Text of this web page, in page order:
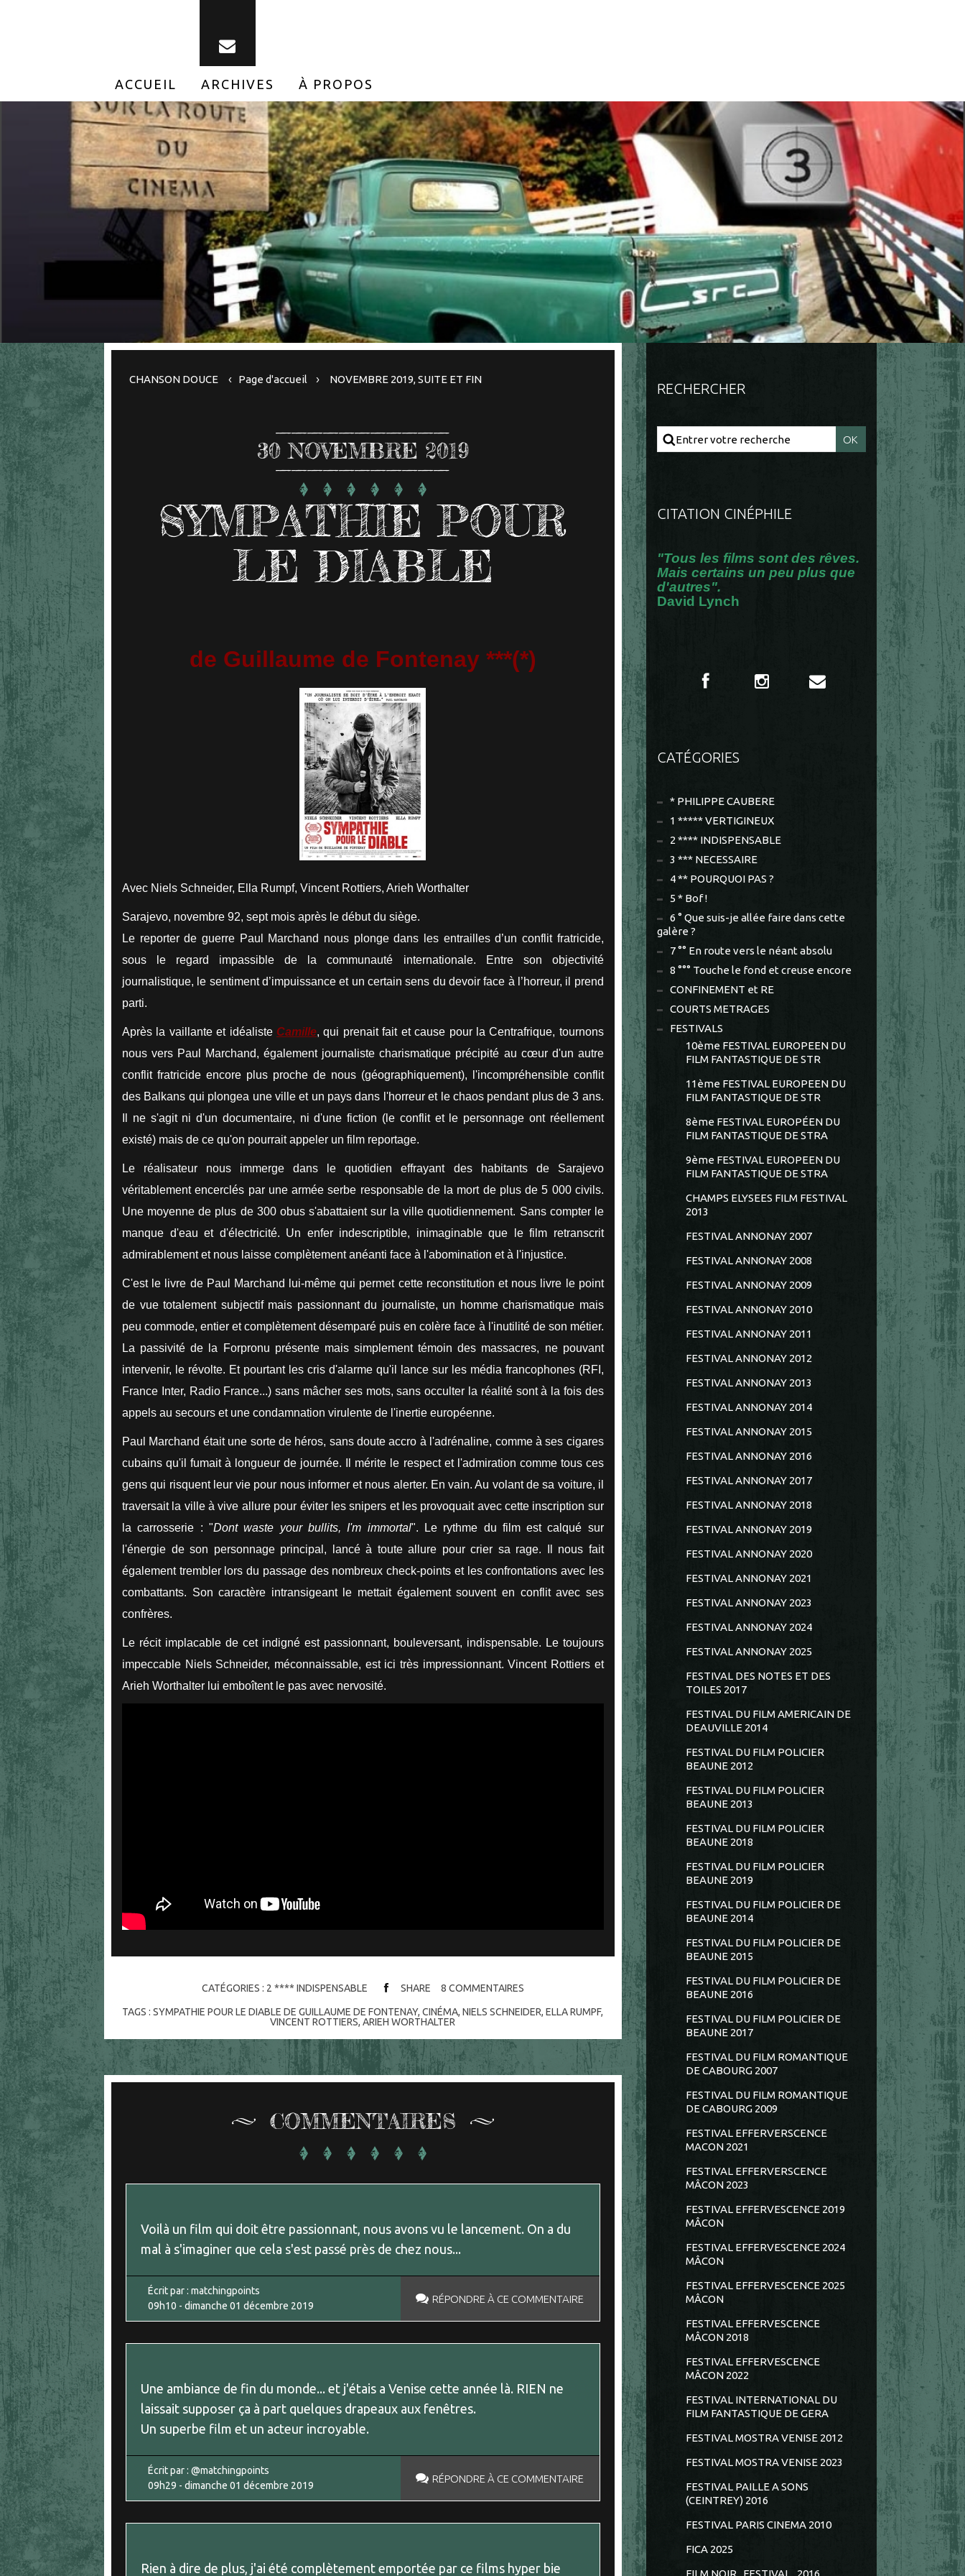
ACCUEIL ARCHIVES À PROPOS
CHANSON DOUCE Page d'accueil NOVEMBRE 2019, SUITE ET FIN
30 NOVEMBRE 2019
SYMPATHIE POUR
LE DIABLE
de Guillaume de Fontenay ***(*)
Avec Niels Schneider, Ella Rumpf, Vincent Rottiers, Arieh Worthalter
Sarajevo, novembre 92, sept mois après le début du siège.
Le reporter de guerre Paul Marchand nous plonge dans les entrailles d’un conflit fratricide,
sous le regard impassible de la communauté internationale. Entre son objectivité
journalistique, le sentiment d’impuissance et un certain sens du devoir face à l’horreur, il prend
parti.
Après la vaillante et idéaliste Camille, qui prenait fait et cause pour la Centrafrique, tournons
nous vers Paul Marchand, également journaliste charismatique précipité au cœur d'un autre
conflit fratricide encore plus proche de nous (géographiquement), l'incompréhensible conflit
des Balkans qui plongea une ville et un pays dans l'horreur et le chaos pendant plus de 3 ans.
Il ne s'agit ni d'un documentaire, ni d'une fiction (le conflit et le personnage ont réellement
existé) mais de ce qu'on pourrait appeler un film reportage.
Le réalisateur nous immerge dans le quotidien effrayant des habitants de Sarajevo
véritablement encerclés par une armée serbe responsable de la mort de plus de 5 000 civils.
Une moyenne de plus de 300 obus s'abattaient sur la ville quotidiennement. Sans compter le
manque d'eau et d'électricité. Un enfer indescriptible, inimaginable que le film retranscrit
admirablement et nous laisse complètement anéanti face à l'abomination et à l'injustice.
C'est le livre de Paul Marchand lui-même qui permet cette reconstitution et nous livre le point
de vue totalement subjectif mais passionnant du journaliste, un homme charismatique mais
peu commode, entier et complètement désemparé puis en colère face à l'inutilité de son métier.
La passivité de la Forpronu présente mais simplement témoin des massacres, ne pouvant
intervenir, le révolte. Et pourtant les cris d'alarme qu'il lance sur les média francophones (RFI,
France Inter, Radio France...) sans mâcher ses mots, sans occulter la réalité sont à la fois des
appels au secours et une condamnation virulente de l'inertie européenne.
Paul Marchand était une sorte de héros, sans doute accro à l'adrénaline, comme à ses cigares
cubains qu'il fumait à longueur de journée. Il mérite le respect et l'admiration comme tous ces
gens qui risquent leur vie pour nous informer et nous alerter. En vain. Au volant de sa voiture, il
traversait la ville à vive allure pour éviter les snipers et les provoquait avec cette inscription sur
la carrosserie : "Dont waste your bullits, I'm immortal". Le rythme du film est calqué sur
l'énergie de son personnage principal, lancé à toute allure pour crier sa rage. Il nous fait
également trembler lors du passage des nombreux check-points et les confrontations avec les
combattants. Son caractère intransigeant le mettait également souvent en conflit avec ses
confrères.
Le récit implacable de cet indigné est passionnant, bouleversant, indispensable. Le toujours
impeccable Niels Schneider, méconnaissable, est ici très impressionnant. Vincent Rottiers et
Arieh Worthalter lui emboîtent le pas avec nervosité.
CATÉGORIES : 2 **** INDISPENSABLE SHARE 8 COMMENTAIRES
TAGS :SYMPATHIE POUR LE DIABLE DE GUILLAUME DE FONTENAY,CINÉMA,NIELS SCHNEIDER,ELLA RUMPF,
VINCENT ROTTIERS,ARIEH WORTHALTER
COMMENTAIRES
Voilà un film qui doit être passionnant, nous avons vu le lancement. On a du
mal à s'imaginer que cela s'est passé près de chez nous...
Écrit par : matchingpoints
09h10 - dimanche 01 décembre 2019
RÉPONDRE À CE COMMENTAIRE
Une ambiance de fin du monde... et j'étais a Venise cette année là. RIEN ne
laissait supposer ça à part quelques drapeaux aux fenêtres.
Un superbe film et un acteur incroyable.
Écrit par : @matchingpoints
09h29 - dimanche 01 décembre 2019
RÉPONDRE À CE COMMENTAIRE
Rien à dire de plus, j'ai été complètement emportée par ce films hyper bie
RECHERCHER
CITATION CINÉPHILE
"Tous les films sont des rêves.
Mais certains un peu plus que
d'autres".
David Lynch
CATÉGORIES
* PHILIPPE CAUBERE
1 ***** VERTIGINEUX
2 **** INDISPENSABLE
3 *** NECESSAIRE
4 ** POURQUOI PAS ?
5 * Bof !
6 ° Que suis-je allée faire dans cette
galère ?
7 °° En route vers le néant absolu
8 °°° Touche le fond et creuse encore
CONFINEMENT et RE
COURTS METRAGES
FESTIVALS
10ème FESTIVAL EUROPEEN DU
FILM FANTASTIQUE DE STR
11ème FESTIVAL EUROPEEN DU
FILM FANTASTIQUE DE STR
8ème FESTIVAL EUROPÉEN DU
FILM FANTASTIQUE DE STRA
9ème FESTIVAL EUROPEEN DU
FILM FANTASTIQUE DE STRA
CHAMPS ELYSEES FILM FESTIVAL
2013
FESTIVAL ANNONAY 2007
FESTIVAL ANNONAY 2008
FESTIVAL ANNONAY 2009
FESTIVAL ANNONAY 2010
FESTIVAL ANNONAY 2011
FESTIVAL ANNONAY 2012
FESTIVAL ANNONAY 2013
FESTIVAL ANNONAY 2014
FESTIVAL ANNONAY 2015
FESTIVAL ANNONAY 2016
FESTIVAL ANNONAY 2017
FESTIVAL ANNONAY 2018
FESTIVAL ANNONAY 2019
FESTIVAL ANNONAY 2020
FESTIVAL ANNONAY 2021
FESTIVAL ANNONAY 2023
FESTIVAL ANNONAY 2024
FESTIVAL ANNONAY 2025
FESTIVAL DES NOTES ET DES
TOILES 2017
FESTIVAL DU FILM AMERICAIN DE
DEAUVILLE 2014
FESTIVAL DU FILM POLICIER
BEAUNE 2012
FESTIVAL DU FILM POLICIER
BEAUNE 2013
FESTIVAL DU FILM POLICIER
BEAUNE 2018
FESTIVAL DU FILM POLICIER
BEAUNE 2019
FESTIVAL DU FILM POLICIER DE
BEAUNE 2014
FESTIVAL DU FILM POLICIER DE
BEAUNE 2015
FESTIVAL DU FILM POLICIER DE
BEAUNE 2016
FESTIVAL DU FILM POLICIER DE
BEAUNE 2017
FESTIVAL DU FILM ROMANTIQUE
DE CABOURG 2007
FESTIVAL DU FILM ROMANTIQUE
DE CABOURG 2009
FESTIVAL EFFERVERSCENCE
MACON 2021
FESTIVAL EFFERVERSCENCE
MÂCON 2023
FESTIVAL EFFERVESCENCE 2019
MÂCON
FESTIVAL EFFERVESCENCE 2024
MÂCON
FESTIVAL EFFERVESCENCE 2025
MÂCON
FESTIVAL EFFERVESCENCE
MÂCON 2018
FESTIVAL EFFERVESCENCE
MÂCON 2022
FESTIVAL INTERNATIONAL DU
FILM FANTASTIQUE DE GERA
FESTIVAL MOSTRA VENISE 2012
FESTIVAL MOSTRA VENISE 2023
FESTIVAL PAILLE A SONS
(CEINTREY) 2016
FESTIVAL PARIS CINEMA 2010
FICA 2025